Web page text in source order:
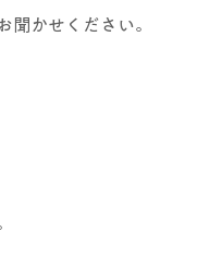
聞かせください。